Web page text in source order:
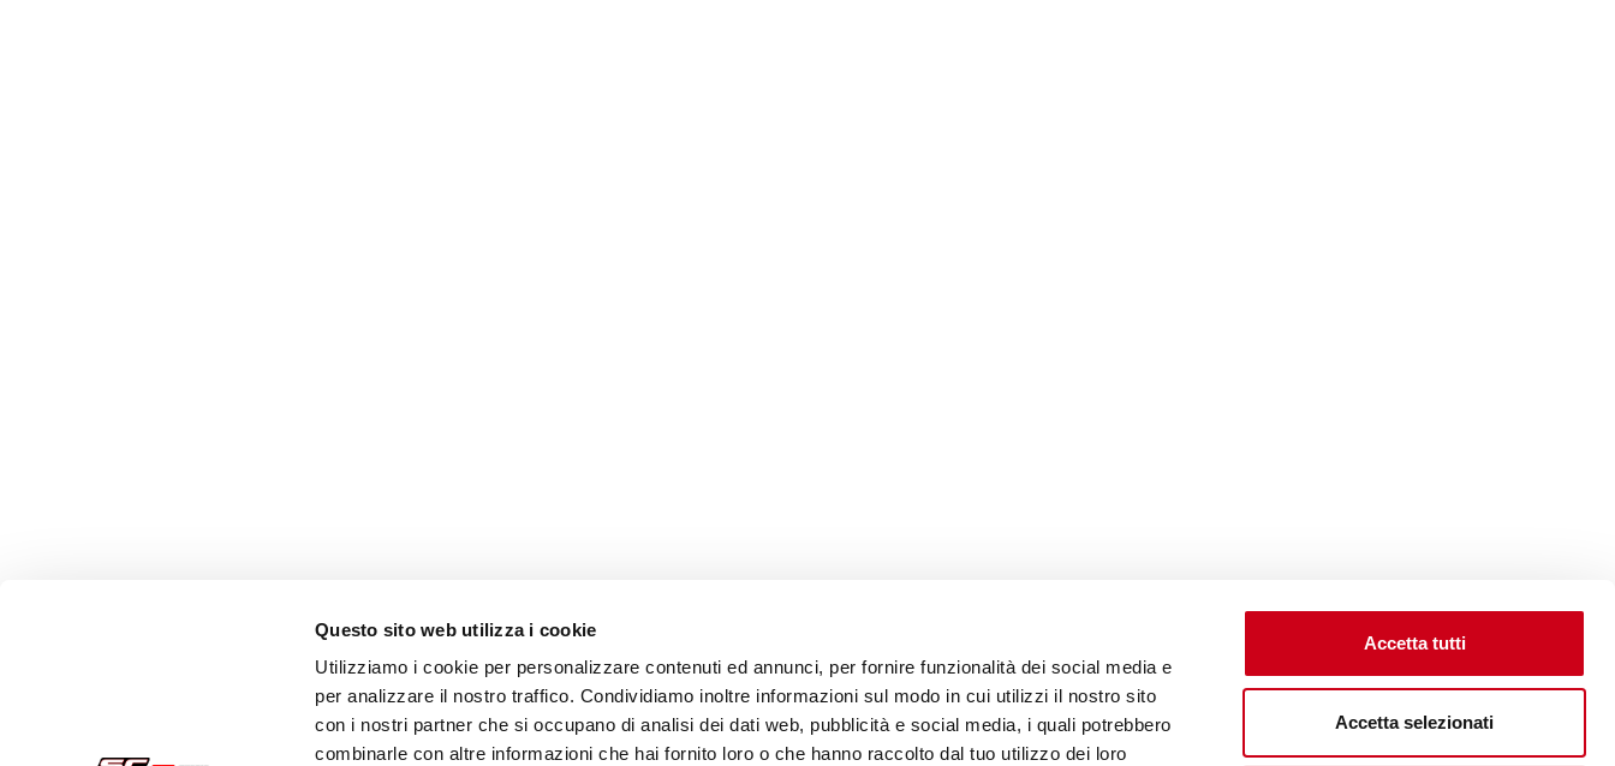
Questo sito web utilizza i cookie
Utilizziamo i cookie per personalizzare contenuti ed annunci, per fornire funzionalità dei social media e
per analizzare il nostro traffico. Condividiamo inoltre informazioni sul modo in cui utilizzi il nostro sito
con i nostri partner che si occupano di analisi dei dati web, pubblicità e social media, i quali potrebbero
combinarle con altre informazioni che hai fornito loro o che hanno raccolto dal tuo utilizzo dei loro
Accetta tutti
Accetta selezionati